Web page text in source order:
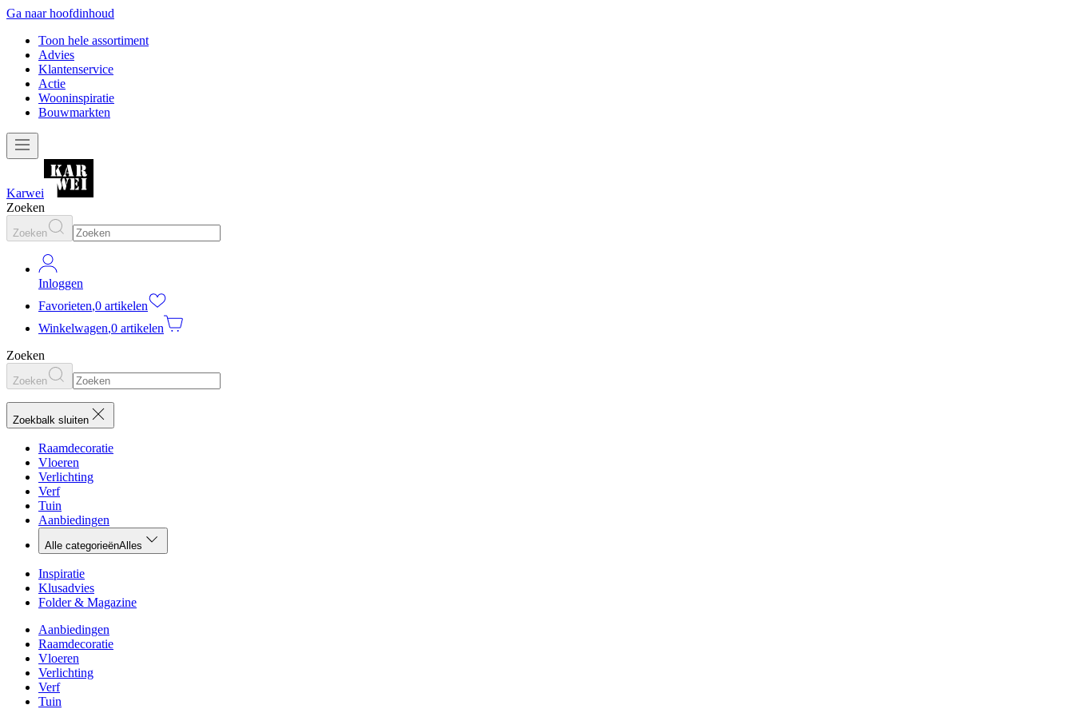
Ga naar hoofdinhoud
Toon hele assortiment
Advies
Klantenservice
Actie
Wooninspiratie
Bouwmarkten
Karwei
Zoeken
Zoeken
Inloggen
Favorieten,0 artikelen
Winkelwagen,0 artikelen
Zoeken
Zoeken
Zoekbalk sluiten
Raamdecoratie
Vloeren
Verlichting
Verf
Tuin
Aanbiedingen
Alle categorieënAlles
Inspiratie
Klusadvies
Folder & Magazine
Aanbiedingen
Raamdecoratie
Vloeren
Verlichting
Verf
Tuin